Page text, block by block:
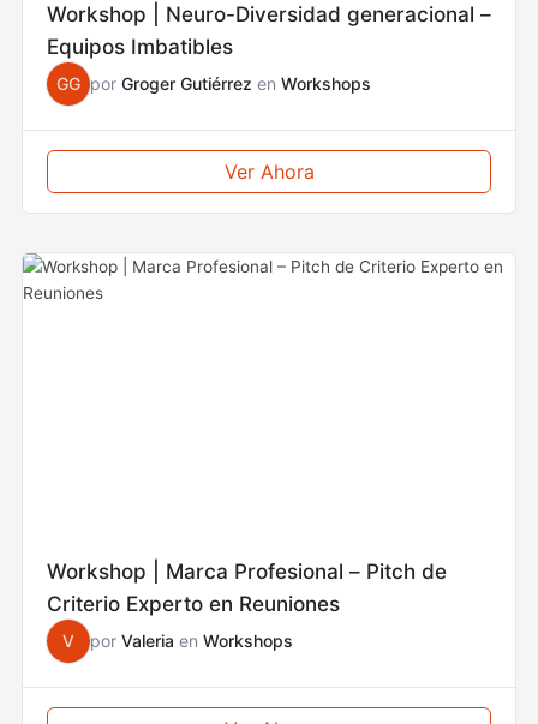
Workshop | Neuro-Diversidad generacional –
Equipos Imbatibles
GG por Groger Gutiérrez en Workshops
Ver Ahora
Workshop | Marca Profesional – Pitch de
Criterio Experto en Reuniones
V por Valeria en Workshops